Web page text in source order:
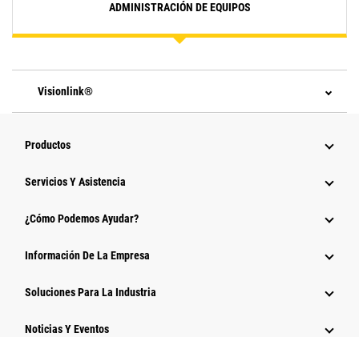
ADMINISTRACIÓN DE EQUIPOS
Visionlink®
Productos
Servicios Y Asistencia
¿Cómo Podemos Ayudar?
Información De La Empresa
Soluciones Para La Industria
Noticias Y Eventos